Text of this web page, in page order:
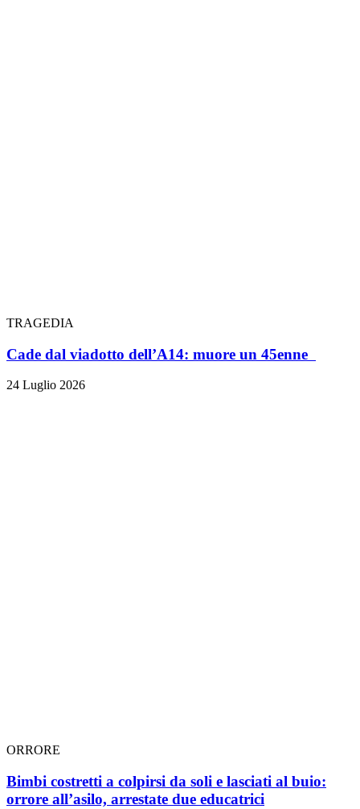
TRAGEDIA
Cade dal viadotto dell’A14: muore un 45enne
24 Luglio 2026
ORRORE
Bimbi costretti a colpirsi da soli e lasciati al buio:
orrore all’asilo, arrestate due educatrici